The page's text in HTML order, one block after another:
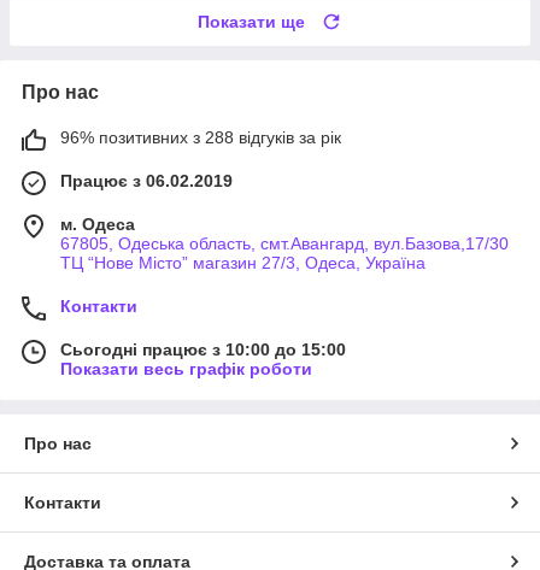
Показати ще
Про нас
96% позитивних з 288 відгуків за рік
Працює з 06.02.2019
м. Одеса
67805, Одеська область, смт.Авангард, вул.Базова,17/30
ТЦ “Нове Місто” магазин 27/3, Одеса, Україна
Контакти
Сьогодні працює з 10:00 до 15:00
Показати весь графік роботи
Про нас
Контакти
Доставка та оплата